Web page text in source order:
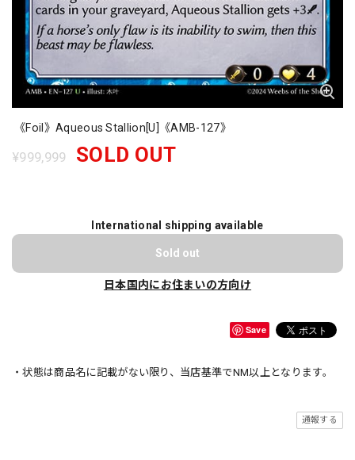
《Foil》Aqueous Stallion[U]《AMB-127》
¥999,999 SOLD OUT
International shipping available
Sold out
日本国内にお住まいの方向け
Save
・状態は商品名に記載がない限り、当店基準でNM以上となります。
通報する